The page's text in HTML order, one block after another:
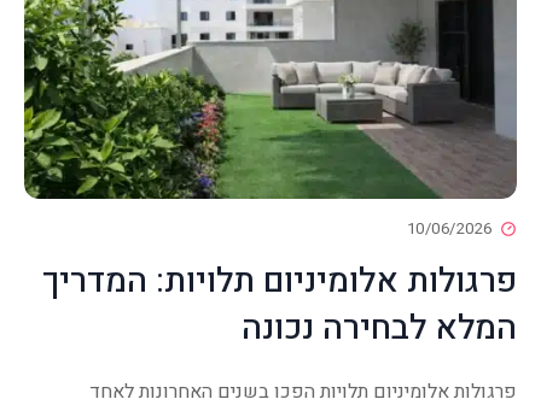
10/06/2026
פרגולות אלומיניום תלויות: המדריך
המלא לבחירה נכונה
פרגולות אלומיניום תלויות הפכו בשנים האחרונות לאחד